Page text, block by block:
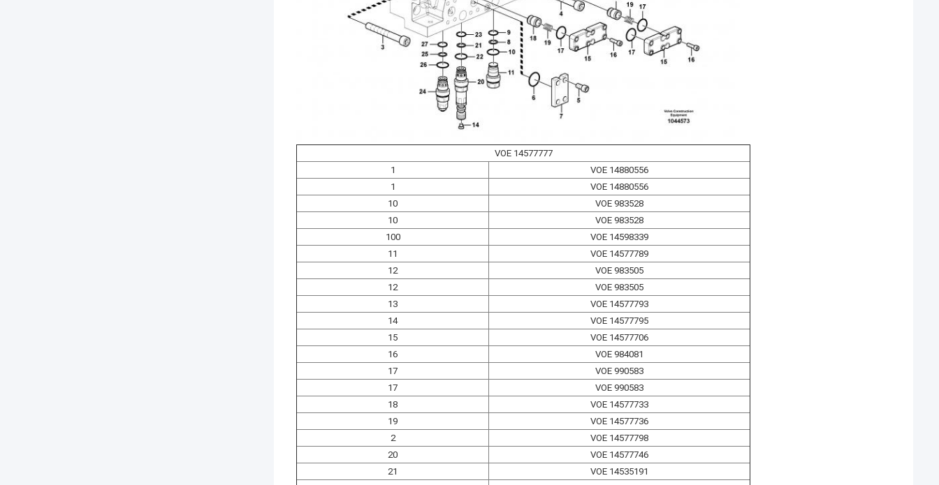
VOE 14577777
1
VOE 14880556
1
VOE 14880556
10
VOE 983528
10
VOE 983528
100
VOE 14598339
11
VOE 14577789
12
VOE 983505
12
VOE 983505
13
VOE 14577793
14
VOE 14577795
15
VOE 14577706
16
VOE 984081
17
VOE 990583
17
VOE 990583
18
VOE 14577733
19
VOE 14577736
2
VOE 14577798
20
VOE 14577746
21
VOE 14535191